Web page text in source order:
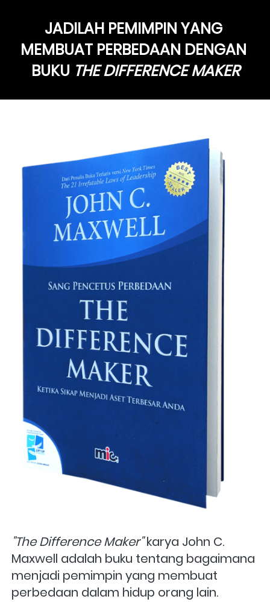
JADILAH PEMIMPIN YANG
MEMBUAT PERBEDAAN DENGAN
BUKU THE DIFFERENCE MAKER
"The Difference Maker" karya John C.
Maxwell adalah buku tentang bagaimana
menjadi pemimpin yang membuat
perbedaan dalam hidup orang lain.